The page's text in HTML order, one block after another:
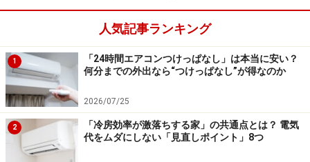
人の皮膚やフケ、布団の繊維など、ダニにとって好物が
集まっているのが布団です。そのため、どの布団にも必
ずダニはいると思っていいでしょう。いかに取り除き、
寄せ付けないようにするかが大切なポイントです。
100円ショップでも買えるダニ除けシート
布団乾燥機がある場合は、高熱で布団を乾燥させること
人気記事ランキング
1
「24時間エアコンつけっぱなし」は本当に安い？
何分までの外出なら“つけっぱなし”が得なのか
2026/07/25
2
「冷房効率が激落ちする家」の共通点とは？ 電気
代をムダにしない「見直しポイント」8つ